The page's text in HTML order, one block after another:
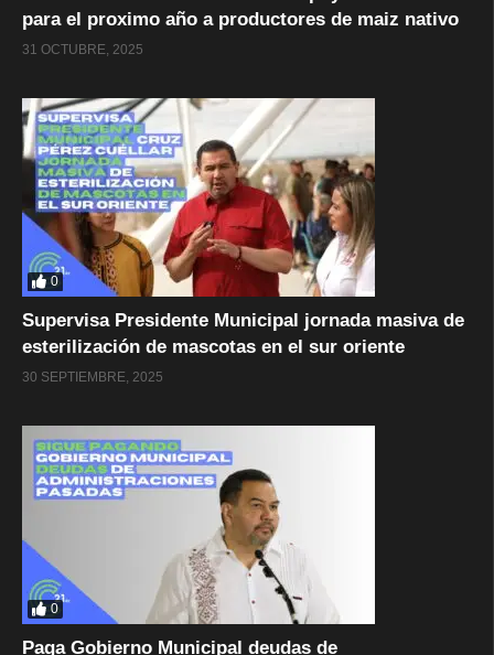
para el proximo año a productores de maiz nativo
31 OCTUBRE, 2025
0
Supervisa Presidente Municipal jornada masiva de
esterilización de mascotas en el sur oriente
30 SEPTIEMBRE, 2025
0
Paga Gobierno Municipal deudas de